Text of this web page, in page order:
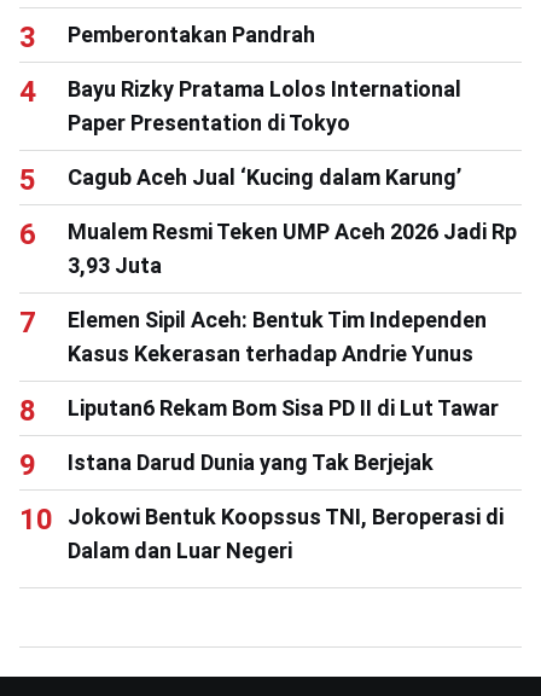
Pemberontakan Pandrah
Bayu Rizky Pratama Lolos International
Paper Presentation di Tokyo
Cagub Aceh Jual ‘Kucing dalam Karung’
Mualem Resmi Teken UMP Aceh 2026 Jadi Rp
3,93 Juta
Elemen Sipil Aceh: Bentuk Tim Independen
Kasus Kekerasan terhadap Andrie Yunus
Liputan6 Rekam Bom Sisa PD II di Lut Tawar
Istana Darud Dunia yang Tak Berjejak
Jokowi Bentuk Koopssus TNI, Beroperasi di
Dalam dan Luar Negeri